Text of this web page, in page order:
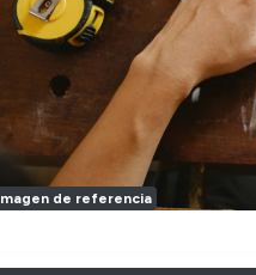
de referencia